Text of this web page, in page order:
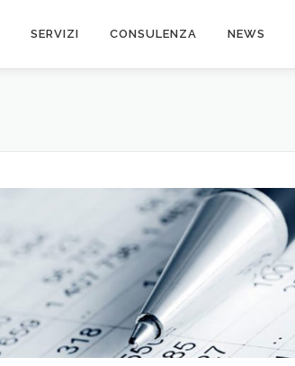
SERVIZI CONSULENZA NEWS